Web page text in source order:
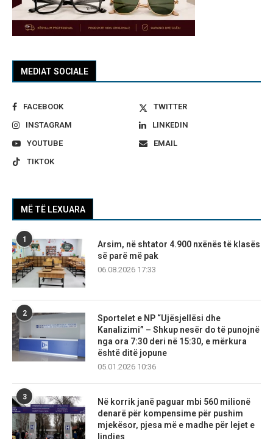
MEDIAT SOCIALE
FACEBOOK
TWITTER
INSTAGRAM
LINKEDIN
YOUTUBE
EMAIL
TIKTOK
MË TË LEXUARA
1
Arsim, në shtator 4.900 nxënës të klasës
së parë më pak
06.08.2026 17:33
2
Sportelet e NP “Ujësjellësi dhe
Kanalizimi” – Shkup nesër do të punojnë
nga ora 7:30 deri në 15:30, e mërkura
është ditë jopune
05.01.2026 10:36
3
Në korrik janë paguar mbi 560 milionë
denarë për kompensime për pushim
mjekësor, pjesa më e madhe për lejet e
lindjes